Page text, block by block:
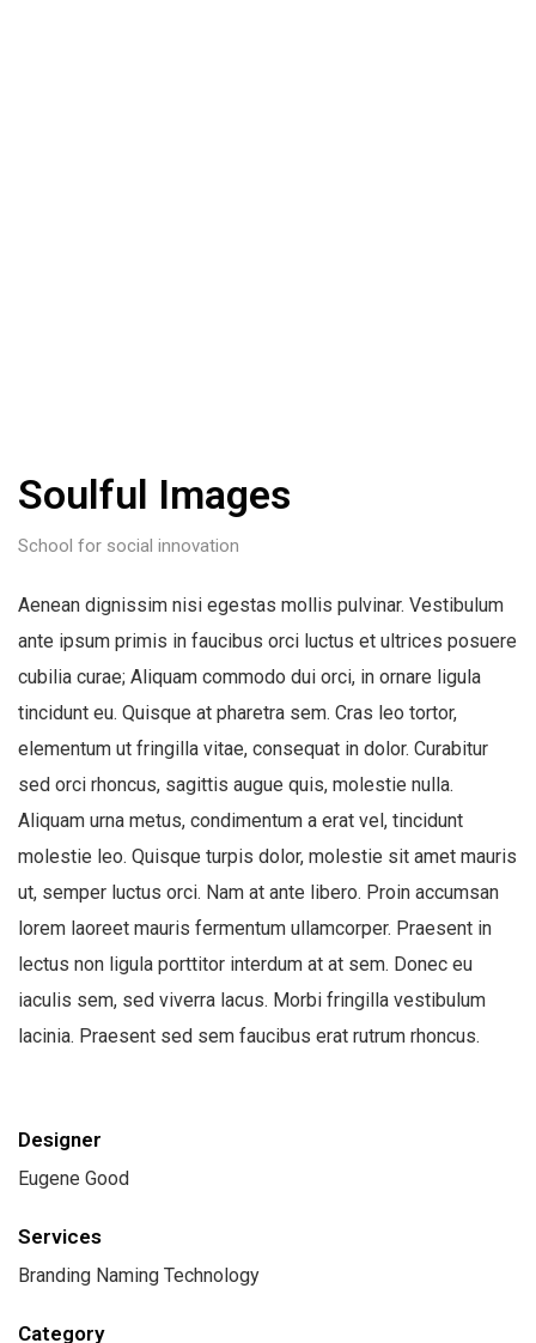
Soulful Images
School for social innovation
Aenean dignissim nisi egestas mollis pulvinar. Vestibulum
ante ipsum primis in faucibus orci luctus et ultrices posuere
cubilia curae; Aliquam commodo dui orci, in ornare ligula
tincidunt eu. Quisque at pharetra sem. Cras leo tortor,
elementum ut fringilla vitae, consequat in dolor. Curabitur
sed orci rhoncus, sagittis augue quis, molestie nulla.
Aliquam urna metus, condimentum a erat vel, tincidunt
molestie leo. Quisque turpis dolor, molestie sit amet mauris
ut, semper luctus orci. Nam at ante libero. Proin accumsan
lorem laoreet mauris fermentum ullamcorper. Praesent in
lectus non ligula porttitor interdum at at sem. Donec eu
iaculis sem, sed viverra lacus. Morbi fringilla vestibulum
lacinia. Praesent sed sem faucibus erat rutrum rhoncus.
Designer
Eugene Good
Services
Branding Naming Technology
Category